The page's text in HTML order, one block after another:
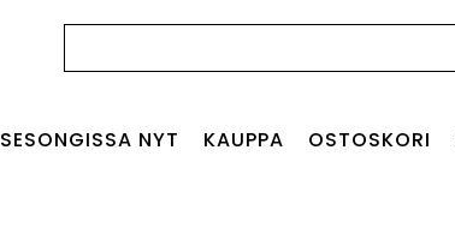
SESONGISSA NYT KAUPPA OSTOSKORI